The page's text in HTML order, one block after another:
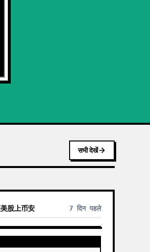
सभी देखें
股上币安 7 दिन पहले